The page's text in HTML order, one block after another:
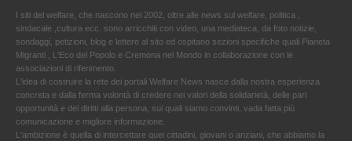
I siti del welfare, che nascono nel 2002, oltre alle news sul welfare, politica ,
sindacale ,cultura ecc. sono arricchiti con video, una mediateca, da foto notizie,
sondaggi, petizioni, blog e lettere al sito ed ospitano sezioni specifiche quali Pianeta
Migranti , L'Eco del Popolo e Cremona nel Mondo in collaborazione con le
associazioni di riferimento.
L'idea di costruire la rete dei portali Welfare News nasce dalla nostra esperienza
concreta e dalla ferma volontà di credere nei valori della solidarietà, delle pari
opportunità e dei diritti alla persona, sui quali siamo convinti, vada fatta più
comunicazione e migliore informazione.
L'ambizione è quella di intercettare quei cittadini, giovani o anziani, che abbiamo la